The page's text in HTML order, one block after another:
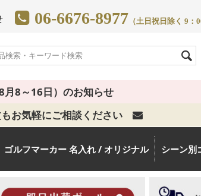
06-6676-8977 （土日祝日除く 9：
8～16日）のお知らせ
お気軽にご相談ください
ゴルフマーカー 名入れ / オリジナル シーン別